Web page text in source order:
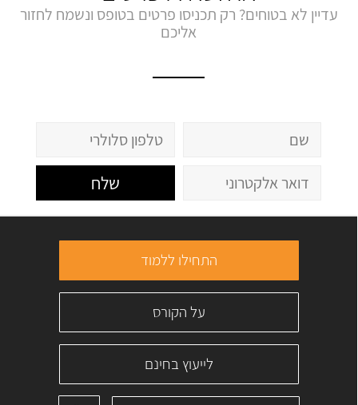
עדיין לא בטוחים? רק תכניסו פרטים בטופס ונשמח לחזור
אליכם
שלח
התחילו ללמוד
על הקורס
לייעוץ בחינם